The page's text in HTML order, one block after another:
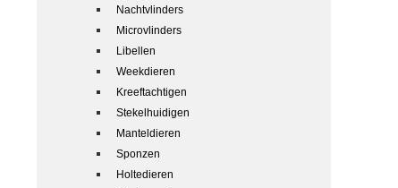
Nachtvlinders
Microvlinders
Libellen
Weekdieren
Kreeftachtigen
Stekelhuidigen
Manteldieren
Sponzen
Holtedieren